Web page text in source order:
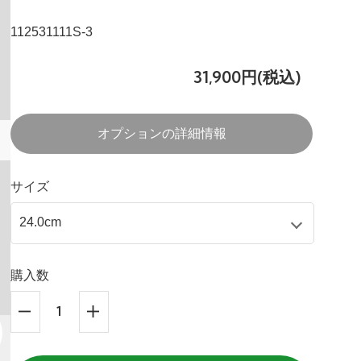
112531111S-3
31,900円(税込)
オプションの詳細情報
サイズ
購入数